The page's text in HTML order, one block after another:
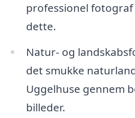
professionel
dette.
Natur- og
det smukke
Uggelhuse gennem
billeder.